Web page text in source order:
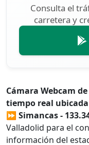
Consulta el
carretera y
Cámara Webcam
tiempo real
⏩ Simancas -
Valladolid para el
información del